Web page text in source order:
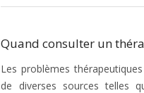
Quand consulter un
Les problèmes
de diverses sources telles